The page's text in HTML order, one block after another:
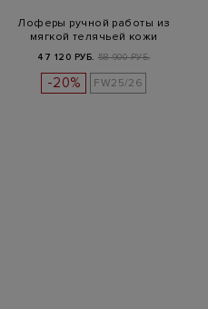
Лоферы ручной работы из
мягкой телячьей кожи
47 120 РУБ. 58 900 РУБ.
-20% FW25/26